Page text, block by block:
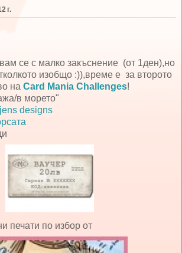
г.
се с малко закъснение (от 1ден),но
изобщо :)),време е за второто
на Card Mania Challenges!
в морето"
designs
печати по избор от